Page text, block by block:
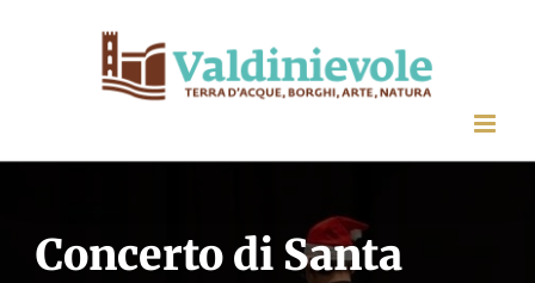
Concerto di Santa